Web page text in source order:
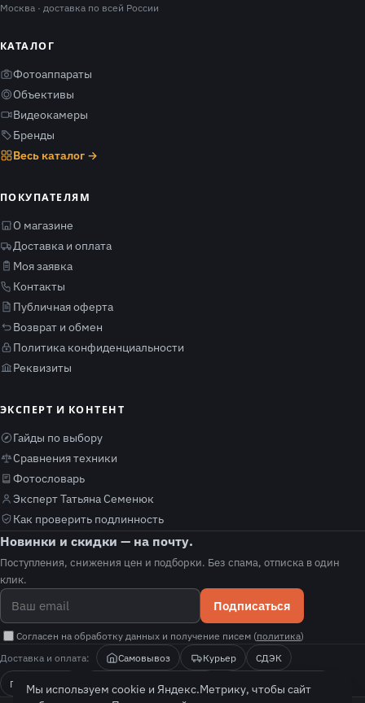
Москва · доставка по всей России
КАТАЛОГ
Фотоаппараты
Объективы
Видеокамеры
Бренды
Весь каталог →
ПОКУПАТЕЛЯМ
О магазине
Доставка и оплата
Моя заявка
Контакты
Публичная оферта
Возврат и обмен
Политика конфиденциальности
Реквизиты
ЭКСПЕРТ И КОНТЕНТ
Гайды по выбору
Сравнения техники
Фотословарь
Эксперт Татьяна Семенюк
Как проверить подлинность
Новинки и скидки — на почту.
Поступления, снижения цен и подборки. Без спама, отписка в один
клик.
Подписаться
Согласен на обработку данных и получение писем (политика)
Доставка и оплата: Самовывоз Курьер
СДЭК
Почта России
Оплата при получении
Безналичный расчёт
Мы используем cookie и Яндекс.Метрику, чтобы сайт